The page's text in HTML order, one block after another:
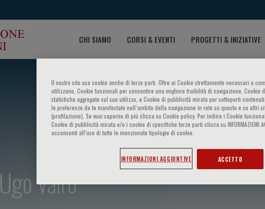
CHI SIAMO CORSI & EVENTI PROGETTI & INIZIATIVE
Ugo Vairo
Il nostro sito usa cookie anche di terze parti. Oltre ai Cookie strettamente necessari a
utilizzano, Cookie funzionali per consentire una migliore fruibilità di navigazione, Cookie
statistiche aggregate sul suo utilizzo, e Cookie di pubblicità mirata per sottoporti
le preferenze da te manifestate nell‘ambito della navigazione in rete su questo e su altri
(profilazione). Se vuoi saperne di più clicca su Cookie policy. Per inibire i Cookie
Cookie di pubblicità mirata e/o i cookie di specifiche terze parti clicca su INFORMAZIONI
acconsenti all’uso di tutte le menzionate tipologie di cookie.
INFORMAZIONI AGGIUNTIVE ACCETTO